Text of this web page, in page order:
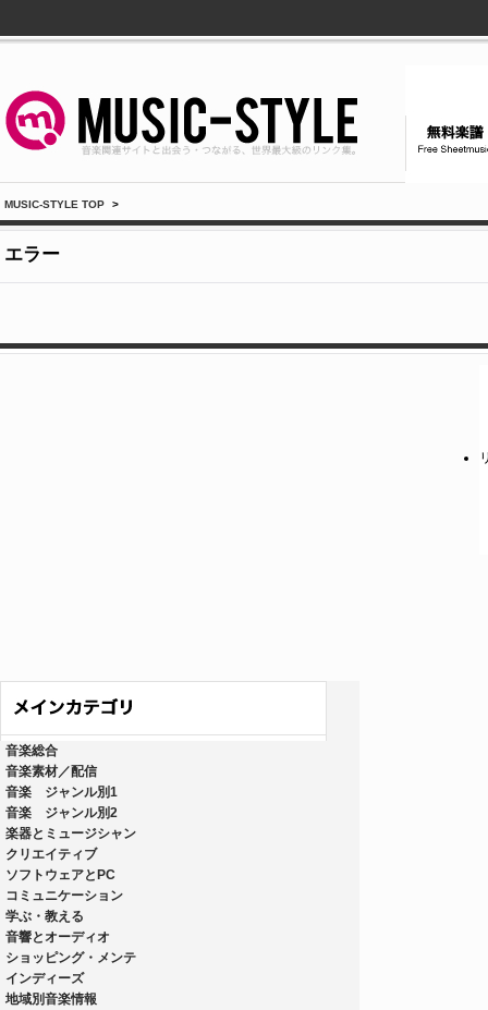
MUSIC-STYLE TOP >
エラー
音楽総合
音楽素材／配信
音楽 ジャンル別1
音楽 ジャンル別2
楽器とミュージシャン
クリエイティブ
ソフトウェアとPC
コミュニケーション
学ぶ・教える
音響とオーディオ
ショッピング・メンテ
インディーズ
地域別音楽情報